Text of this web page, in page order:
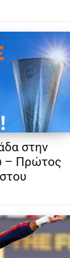
στην
– Πρώτος